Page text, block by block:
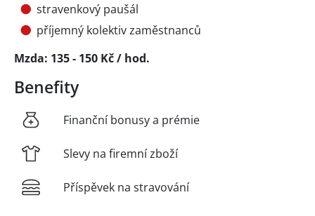
stravenkový paušál
příjemný kolektiv zaměstnanců
Mzda: 135 - 150 Kč / hod.
Benefity
Finanční bonusy a prémie
Slevy na firemní zboží
Příspěvek na stravování